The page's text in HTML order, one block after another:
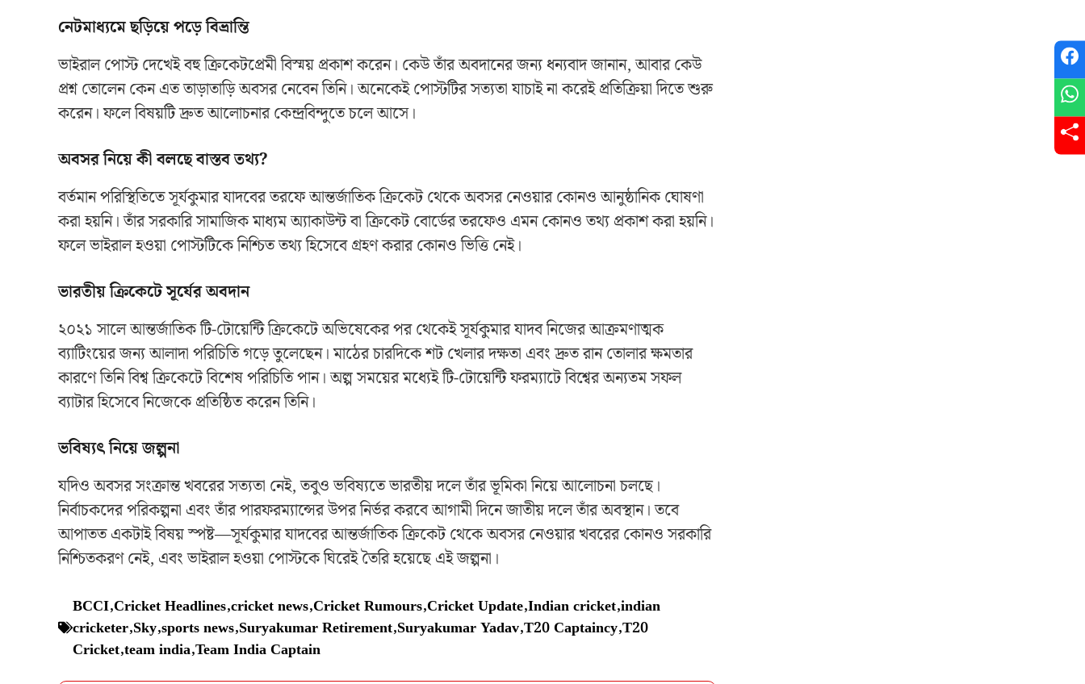
নেটমাধ্যমে ছড়িয়ে পড়ে বিভ্রান্তি
ভাইরাল পোস্ট দেখেই বহু ক্রিকেটপ্রেমী বিস্ময় প্রকাশ করেন। কেউ তাঁর অবদানের জন্য ধন্যবাদ জানান, আবার কেউ
প্রশ্ন তোলেন কেন এত তাড়াতাড়ি অবসর নেবেন তিনি। অনেকেই পোস্টটির সত্যতা যাচাই না করেই প্রতিক্রিয়া দিতে শুরু
করেন। ফলে বিষয়টি দ্রুত আলোচনার কেন্দ্রবিন্দুতে চলে আসে।
অবসর নিয়ে কী বলছে বাস্তব তথ্য?
বর্তমান পরিস্থিতিতে সূর্যকুমার যাদবের তরফে আন্তর্জাতিক ক্রিকেট থেকে অবসর নেওয়ার কোনও আনুষ্ঠানিক ঘোষণা
করা হয়নি। তাঁর সরকারি সামাজিক মাধ্যম অ্যাকাউন্ট বা ক্রিকেট বোর্ডের তরফেও এমন কোনও তথ্য প্রকাশ করা হয়নি।
ফলে ভাইরাল হওয়া পোস্টটিকে নিশ্চিত তথ্য হিসেবে গ্রহণ করার কোনও ভিত্তি নেই।
ভারতীয় ক্রিকেটে সূর্যের অবদান
২০২১ সালে আন্তর্জাতিক টি-টোয়েন্টি ক্রিকেটে অভিষেকের পর থেকেই সূর্যকুমার যাদব নিজের আক্রমণাত্মক
ব্যাটিংয়ের জন্য আলাদা পরিচিতি গড়ে তুলেছেন। মাঠের চারদিকে শট খেলার দক্ষতা এবং দ্রুত রান তোলার ক্ষমতার
কারণে তিনি বিশ্ব ক্রিকেটে বিশেষ পরিচিতি পান। অল্প সময়ের মধ্যেই টি-টোয়েন্টি ফরম্যাটে বিশ্বের অন্যতম সফল
ব্যাটার হিসেবে নিজেকে প্রতিষ্ঠিত করেন তিনি।
ভবিষ্যৎ নিয়ে জল্পনা
যদিও অবসর সংক্রান্ত খবরের সত্যতা নেই, তবুও ভবিষ্যতে ভারতীয় দলে তাঁর ভূমিকা নিয়ে আলোচনা চলছে।
নির্বাচকদের পরিকল্পনা এবং তাঁর পারফরম্যান্সের উপর নির্ভর করবে আগামী দিনে জাতীয় দলে তাঁর অবস্থান। তবে
আপাতত একটাই বিষয় স্পষ্ট—সূর্যকুমার যাদবের আন্তর্জাতিক ক্রিকেট থেকে অবসর নেওয়ার খবরের কোনও সরকারি
নিশ্চিতকরণ নেই, এবং ভাইরাল হওয়া পোস্টকে ঘিরেই তৈরি হয়েছে এই জল্পনা।
BCCI,Cricket Headlines,cricket news,Cricket Rumours,Cricket Update,Indian cricket,indian
cricketer,Sky,sports news,Suryakumar Retirement,Suryakumar Yadav,T20 Captaincy,T20
Cricket,team india,Team India Captain